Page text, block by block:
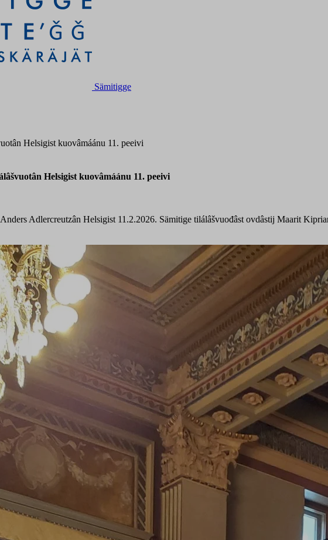
Sämitigge
Helsigist kuovâmáánu 11. peeivi
Helsigist kuovâmáánu 11. peeivi
Adlercreutzân Helsigist 11.2.2026. Sämitige tilálâšvuođâst ovdâstij Maarit